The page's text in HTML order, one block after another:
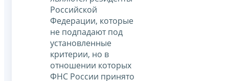
Российской
Федерации, которые
не подпадают под
установленные
критерии, но в
отношении которых
ФНС России принято